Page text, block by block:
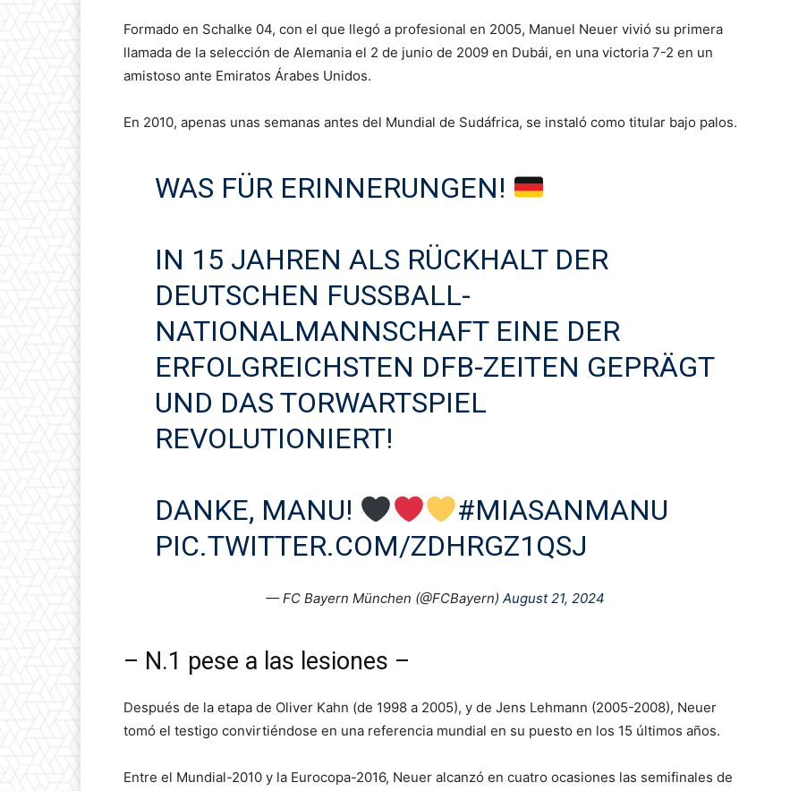
Formado en Schalke 04, con el que llegó a profesional en 2005, Manuel Neuer vivió su primera
llamada de la selección de Alemania el 2 de junio de 2009 en Dubái, en una victoria 7-2 en un
amistoso ante Emiratos Árabes Unidos.
En 2010, apenas unas semanas antes del Mundial de Sudáfrica, se instaló como titular bajo palos.
WAS FÜR ERINNERUNGEN!
IN 15 JAHREN ALS RÜCKHALT DER
DEUTSCHEN FUSSBALL-N
ATIONALMANNSCHAFT EINE DER E
RFOLGREICHSTEN DFB-ZEITEN GEPRÄGT U
ND DAS TORWARTSPIEL R
EVOLUTIONIERT!
DANKE, MANU!
#MIASANMANU
PIC.TWITTER.COM/ZDHRGZ1QSJ
— FC Bayern München (@FCBayern) August 21, 2024
– N.1 pese a las lesiones –
Después de la etapa de Oliver Kahn (de 1998 a 2005), y de Jens Lehmann (2005-2008), Neuer
tomó el testigo convirtiéndose en una referencia mundial en su puesto en los 15 últimos años.
Entre el Mundial-2010 y la Eurocopa-2016, Neuer alcanzó en cuatro ocasiones las semifinales de